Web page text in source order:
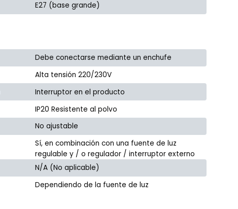
E27 (base grande)
Debe conectarse mediante un enchufe
Alta tensión 220/230V
Interruptor en el producto
IP20 Resistente al polvo
No ajustable
Sí, en combinación con una fuente de luz
regulable y / o regulador / interruptor externo
N/A (No aplicable)
Dependiendo de la fuente de luz